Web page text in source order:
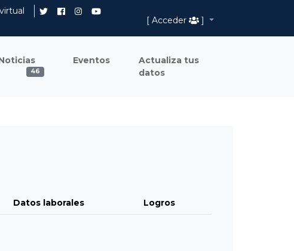
[ Acceder
]
46
Eventos
Actualiza tus
datos
Datos laborales Logros